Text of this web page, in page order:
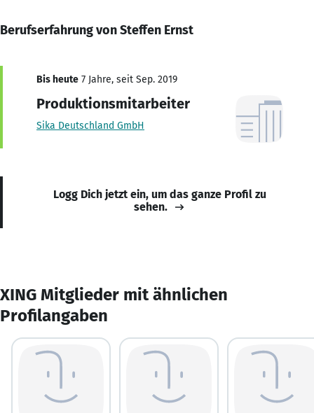
Berufserfahrung von Steffen Ernst
Bis heute 7 Jahre, seit Sep. 2019
Produktionsmitarbeiter
Sika Deutschland GmbH
Logg Dich jetzt ein, um das ganze Profil zu
sehen.
XING Mitglieder mit ähnlichen
Profilangaben